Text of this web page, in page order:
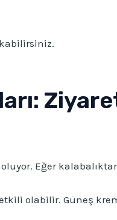
Eğer
olabilir. Güneş